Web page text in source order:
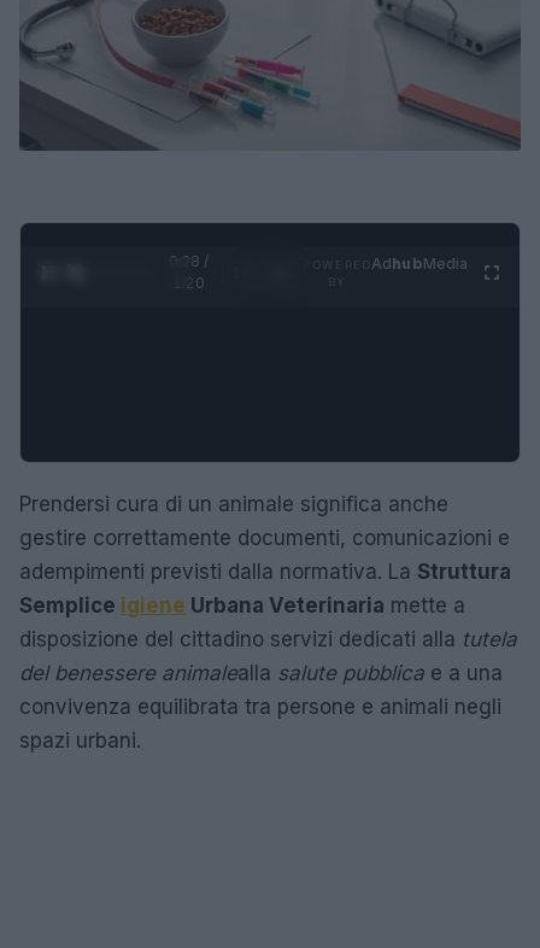
0:29 /
1:20
AdhubMedia
Prendersi cura di un animale significa anche
gestire correttamente documenti, comunicazioni e
adempimenti previsti dalla normativa. La Struttura
Semplice igiene Urbana Veterinaria mette a
disposizione del cittadino servizi dedicati alla tutela
del benessere animalealla salute pubblica e a una
convivenza equilibrata tra persone e animali negli
spazi urbani.